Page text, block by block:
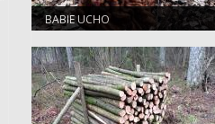
BABIE UCHO